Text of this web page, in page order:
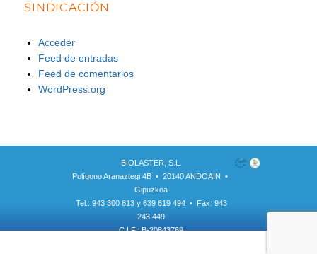
SINDICACIÓN
Acceder
Feed de entradas
Feed de comentarios
WordPress.org
BIOLASTER, S.L.
Polígono Aranaztegi 4B • 20140 ANDOAIN •
Gipuzkoa
Tel.: 943 300 813 y 639 619 494 • Fax: 943
243 449
C.I.F.: B-20843769